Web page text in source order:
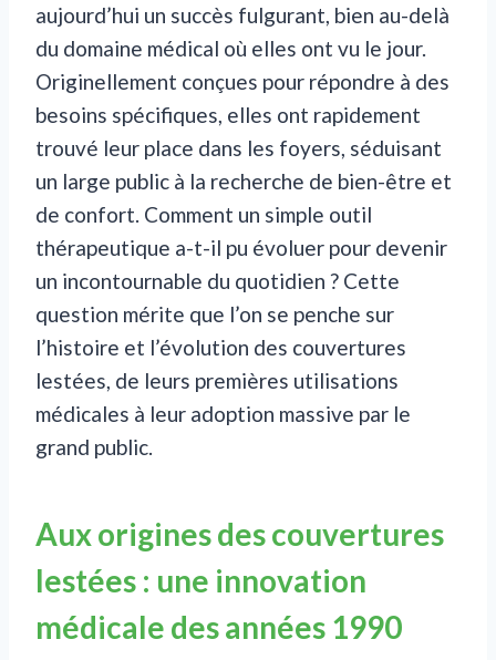
aujourd’hui un succès fulgurant, bien au-delà
du domaine médical où elles ont vu le jour.
Originellement conçues pour répondre à des
besoins spécifiques, elles ont rapidement
trouvé leur place dans les foyers, séduisant
un large public à la recherche de bien-être et
de confort. Comment un simple outil
thérapeutique a-t-il pu évoluer pour devenir
un incontournable du quotidien ? Cette
question mérite que l’on se penche sur
l’histoire et l’évolution des couvertures
lestées, de leurs premières utilisations
médicales à leur adoption massive par le
grand public.
Aux origines des couvertures
lestées : une innovation
médicale des années 1990